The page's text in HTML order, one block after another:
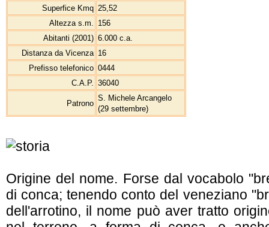
Superfice Kmq 25,52
Altezza s.m. 156
Abitanti (2001) 6.000 c.a.
Distanza da Vicenza 16
Prefisso telefonico 0444
C.A.P. 36040
Patrono
S. Michele Arcangelo
(29 settembre)
Origine del nome. Forse dal vocabolo
di conca; tenendo conto del veneziano
dell'arrotino, il nome può aver tratto